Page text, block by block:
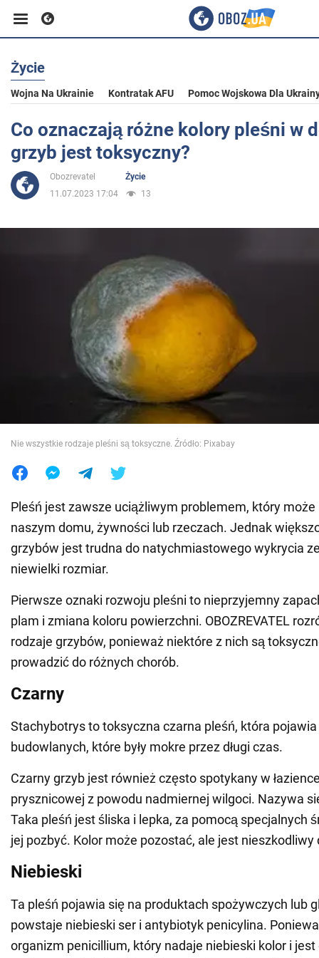
Biznes
Sport
Rozrywka
Społeczeństwo
Wojna na Ukrainie
Jedzenie
Życie
Wojna Na Ukrainie Kontratak AFU Pomoc Wojskowa Dla
Co oznaczają różne kolory pleśni w
grzyb jest toksyczny?
Obozrevatel
Życie
11.07.2023 17:04
13
Nie wszystkie rodzaje pleśni są toksyczne. Źródło: Pixabay
Pleśń jest zawsze uciążliwym problemem, który
naszym domu, żywności lub rzeczach. Jednak
grzybów jest trudna do natychmiastowego wykrycia
niewielki rozmiar.
Pierwsze oznaki rozwoju pleśni to nieprzyjemny
plam i zmiana koloru powierzchni. OBOZREVATEL
rodzaje grzybów, ponieważ niektóre z nich są
prowadzić do różnych chorób.
Czarny
Stachybotrys to toksyczna czarna pleśń, która pojawia
budowlanych, które były mokre przez długi czas.
Czarny grzyb jest również często spotykany w
prysznicowej z powodu nadmiernej wilgoci. Nazywa
Taka pleśń jest śliska i lepka, za pomocą specjalnych
jej pozbyć. Kolor może pozostać, ale jest nieszkodliwy
Niebieski
Ta pleśń pojawia się na produktach spożywczych lub
powstaje niebieski ser i antybiotyk penicylina.
organizm penicillium, który nadaje niebieski kolor i